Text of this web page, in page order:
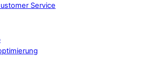
Service